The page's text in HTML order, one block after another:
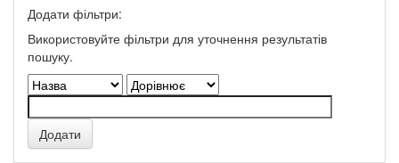
Додати фільтри:
Використовуйте фільтри для уточнення результатів
пошуку.